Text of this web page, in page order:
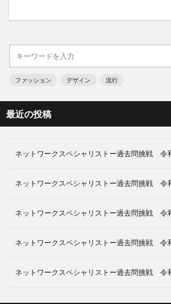
ファッション デザイン 流行
最近の投稿
ネットワークスペシャリストー過去問挑戦 令
ネットワークスペシャリストー過去問挑戦 令
ネットワークスペシャリストー過去問挑戦 令
ネットワークスペシャリストー過去問挑戦 令
ネットワークスペシャリストー過去問挑戦 令